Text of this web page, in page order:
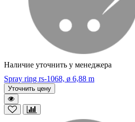
Наличие уточнить у менеджера
Spray ring rs-1068, ø 6,88 m
Уточнить цену